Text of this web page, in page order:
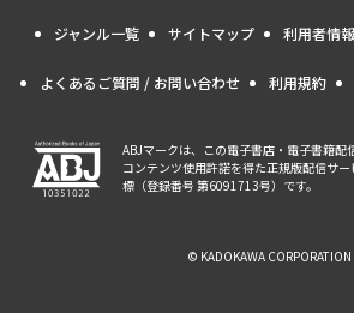
ジャンル一覧 サイトマップ 利用者情
よくあるご質問 / お問い合わせ 利用規約
ABJマークは、この電子書店・電子書籍配
コンテンツ使用許諾を得た正規版配信サ
標（登録番号 第6091713号）です。
© KADOKAWA CORPORATION